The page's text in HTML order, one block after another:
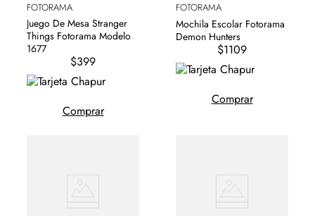
FOTORAMA
Juego De Mesa Stranger
Things Fotorama Modelo
1677
$399
Comprar
FOTORAMA
Mochila Escolar Fotorama
Demon Hunters
$1109
Comprar